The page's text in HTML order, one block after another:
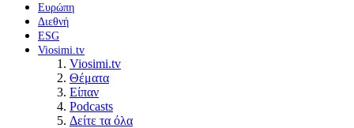
Ευρώπη
Διεθνή
ESG
Viosimi.tv
Viosimi.tv
Θέματα
Είπαν
Podcasts
Δείτε τα όλα